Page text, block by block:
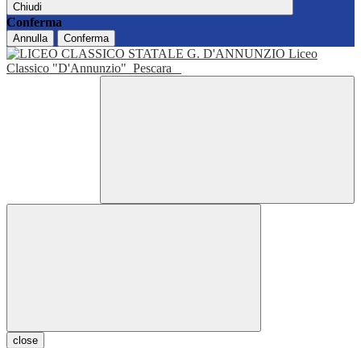
Chiudi
Conferma
Annulla Conferma
Liceo
Classico "D'Annunzio" Pescara
close